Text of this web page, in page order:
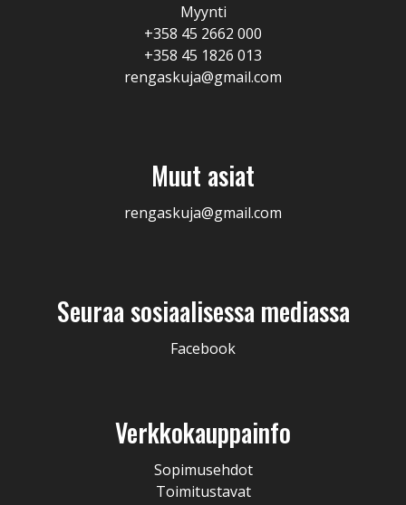
Myynti
+358 45 2662 000
+358 45 1826 013
rengaskuja@gmail.com
Muut asiat
rengaskuja@gmail.com
Seuraa sosiaalisessa mediassa
Facebook
Verkkokauppainfo
Sopimusehdot
Toimitustavat